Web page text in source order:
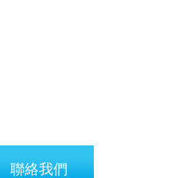
聯絡我們